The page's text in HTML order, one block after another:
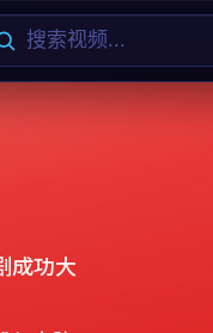
成功大